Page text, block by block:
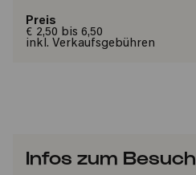
Preis
€ 2,50 bis 6,50
inkl. Verkaufsgebühren
Infos zum Besuch